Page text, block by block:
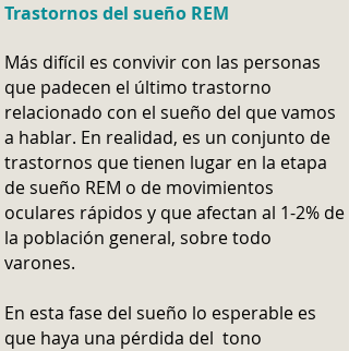
Trastornos del sueño REM
Más difícil es convivir con las personas
que padecen el último trastorno
relacionado con el sueño del que vamos
a hablar. En realidad, es un conjunto de
trastornos que tienen lugar en la etapa
de sueño REM o de movimientos
oculares rápidos y que afectan al 1-2% de
la población general, sobre todo
varones.
En esta fase del sueño lo esperable es
que haya una pérdida del tono